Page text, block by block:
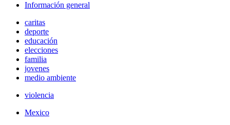
Información general
caritas
deporte
educación
elecciones
familia
jovenes
medio ambiente
violencia
Mexico